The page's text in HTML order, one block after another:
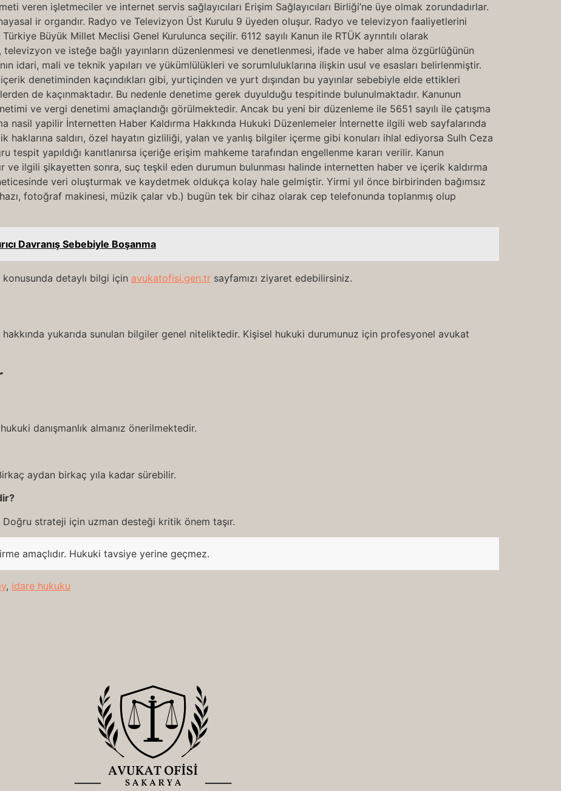
veren işletmeciler ve internet servis sağlayıcıları Erişim Sağlayıcıları Birliği’ne üye olmak zorundadırlar.
ir organdır. Radyo ve Televizyon Üst Kurulu 9 üyeden oluşur. Radyo ve televizyon faaliyetlerini
Büyük Millet Meclisi Genel Kurulunca seçilir. 6112 sayılı Kanun ile RTÜK ayrıntılı olarak
ve isteğe bağlı yayınların düzenlenmesi ve denetlenmesi, ifade ve haber alma özgürlüğünün
idari, mali ve teknik yapıları ve yükümlülükleri ve sorumluluklarına ilişkin usul ve esasları belirlenmiştir.
denetiminden kaçındıkları gibi, yurtiçinden ve yurt dışından bu yayınlar sebebiyle elde ettikleri
de kaçınmaktadır. Bu nedenle denetime gerek duyulduğu tespitinde bulunulmaktadır. Kanunun
ve vergi denetimi amaçlandığı görülmektedir. Ancak bu yeni bir düzenleme ile 5651 sayılı ile çatışma
nasil yapilir İnternetten Haber Kaldırma Hakkında Hukuki Düzenlemeler İnternette ilgili web sayfalarında
saldırı, özel hayatın gizliliği, yalan ve yanlış bilgiler içerme gibi konuları ihlal ediyorsa Sulh Ceza
tespit yapıldığı kanıtlanırsa içeriğe erişim mahkeme tarafından engellenme kararı verilir. Kanun
ve ilgili şikayetten sonra, suç teşkil eden durumun bulunması halinde internetten haber ve içerik kaldırma
veri oluşturmak ve kaydetmek oldukça kolay hale gelmiştir. Yirmi yıl önce birbirinden bağımsız
fotoğraf makinesi, müzik çalar vb.) bugün tek bir cihaz olarak cep telefonunda toplanmış olup
Davranış Sebebiyle Boşanma
detaylı bilgi için avukatofisi.gen.tr sayfamızı ziyaret edebilirsiniz.
yukarıda sunulan bilgiler genel niteliktedir. Kişisel hukuki durumunuz için profesyonel avukat
danışmanlık almanız önerilmektedir.
aydan birkaç yıla kadar sürebilir.
Doğru strateji için uzman desteği kritik önem taşır.
amaçlıdır. Hukuki tavsiye yerine geçmez.
, idare hukuku